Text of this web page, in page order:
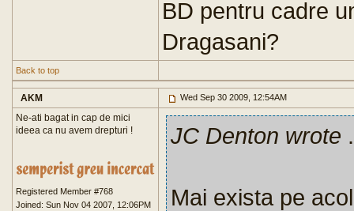
BD pentru cadre
Dragasani?
Back to top
AKM Wed Sep 30 2009, 12:54AM
Ne-ati bagat in cap de mici
ideea ca nu avem drepturi !
Registered Member #768
Joined: Sun Nov 04 2007, 12:06PM
JC Denton wrote
Mai exista pe